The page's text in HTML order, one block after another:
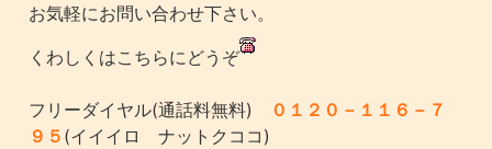
お気軽にお問い合わせ下さい。
くわしくはこちらにどうぞ
フリーダイヤル(通話料無料)
０１２０－１１６－７
９５ (イイイロ ナットクココ)